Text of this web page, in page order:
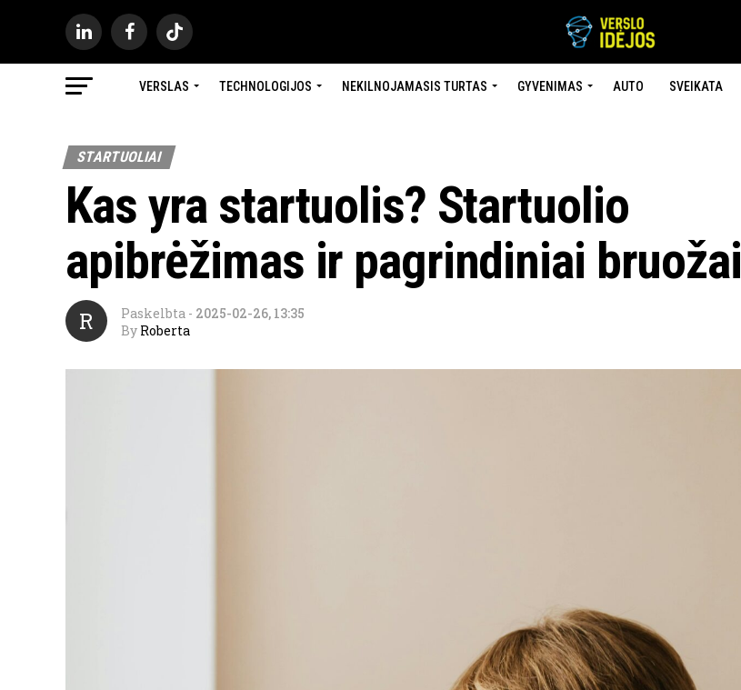
VERSLAS TECHNOLOGIJOS NEKILNOJAMASIS TURTAS GYVENIMAS AUTO SVEIKATA
STARTUOLIAI
Kas yra startuolis? Startuolio
apibrėžimas ir pagrindiniai bruožai
R Paskelbta - 2025-02-26, 13:35
By Roberta